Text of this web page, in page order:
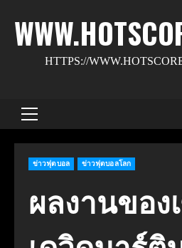
content
HTTPS://
Primary
ข่าวฟุตบอล ข่าวฟุตบอลโลก
ผลงานของ